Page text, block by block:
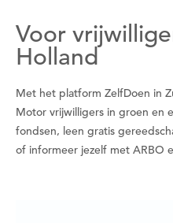
Voor
Holland
Met het platform ZelfDoen in
Motor vrijwilligers in groen en
fondsen, leen gratis
of informeer jezelf met ARBO
Wil je nu een datum
Ja Nee